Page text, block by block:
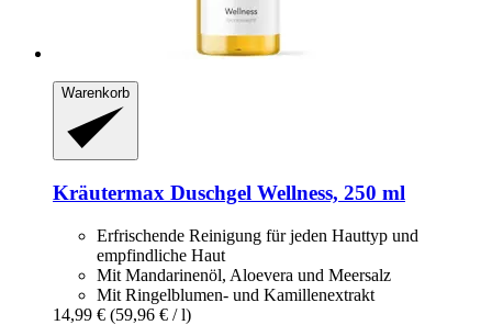
Warenkorb
Kräutermax Duschgel Wellness, 250 ml
Erfrischende Reinigung für jeden Hauttyp und
empfindliche Haut
Mit Mandarinenöl, Aloevera und Meersalz
Mit Ringelblumen- und Kamillenextrakt
14,99 € (59,96 € / l)